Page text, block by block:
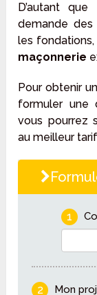
D’autant
demande des
les fondations,
maçonnerie
Pour obtenir
formuler une
vous pourrez
au meilleur
1
2 Mon